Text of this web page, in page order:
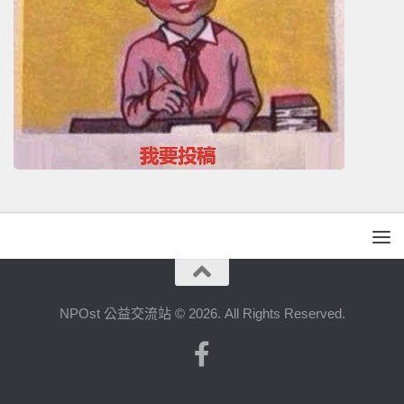
NPOst 公益交流站 © 2026. All Rights Reserved.